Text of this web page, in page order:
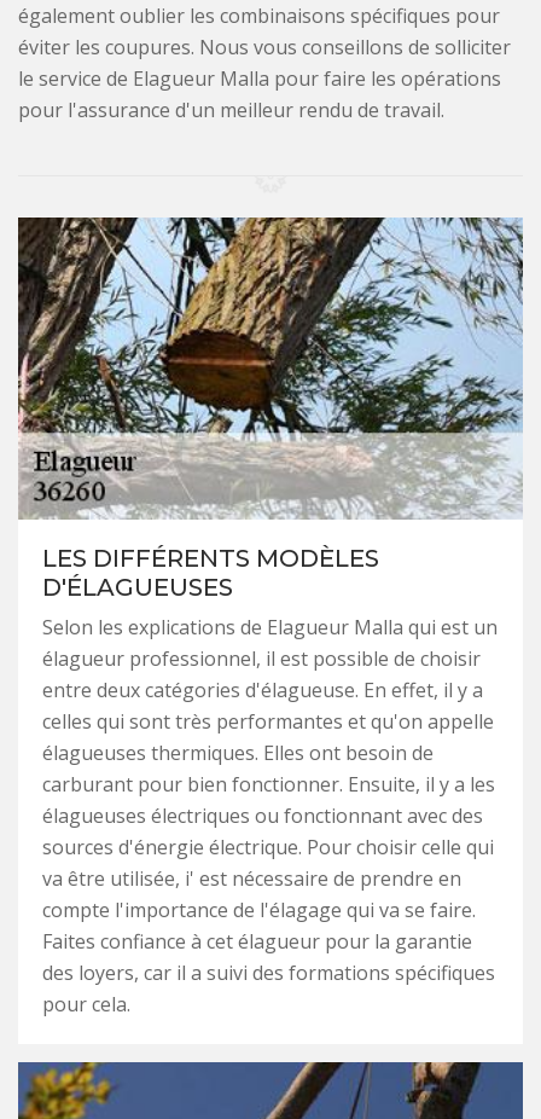
également oublier les combinaisons spécifiques pour
éviter les coupures. Nous vous conseillons de solliciter
le service de Elagueur Malla pour faire les opérations
pour l'assurance d'un meilleur rendu de travail.
LES DIFFÉRENTS MODÈLES
D'ÉLAGUEUSES
Selon les explications de Elagueur Malla qui est un
élagueur professionnel, il est possible de choisir
entre deux catégories d'élagueuse. En effet, il y a
celles qui sont très performantes et qu'on appelle
élagueuses thermiques. Elles ont besoin de
carburant pour bien fonctionner. Ensuite, il y a les
élagueuses électriques ou fonctionnant avec des
sources d'énergie électrique. Pour choisir celle qui
va être utilisée, i' est nécessaire de prendre en
compte l'importance de l'élagage qui va se faire.
Faites confiance à cet élagueur pour la garantie
des loyers, car il a suivi des formations spécifiques
pour cela.